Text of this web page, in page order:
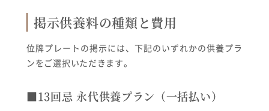
掲示供養料の種類と費用
位牌プレートの掲示には、下記のいずれかの供養プラ
ンをご選択いただきます。
■13回忌 永代供養プラン（一括払い）